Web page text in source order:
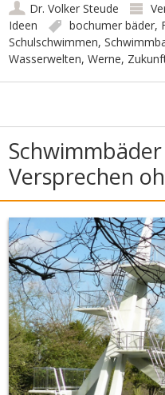
Dr. Volker Steude
Ideen
bochumer bäder,
Schulschwimmen,
Wasserwelten, Werne,
Versprechen